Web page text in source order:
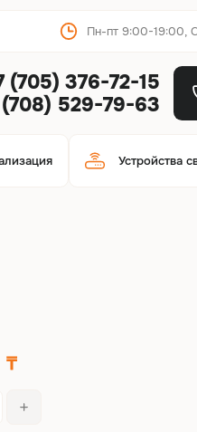
Пн-пт 9:00-19:00,
(705) 376-72-15
(708) 529-79-63
Устройства